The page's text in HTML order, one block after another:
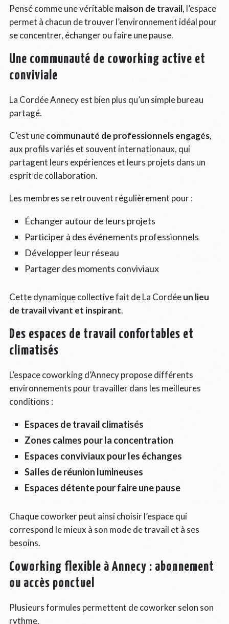
Pensé comme une véritablemaison de travail, l’espace
permet à chacun de trouver l’environnement idéal pour
se concentrer, échanger ou faire une pause.
Une communauté de coworking active et
conviviale
La Cordée Annecy est bien plus qu’un simple bureau
partagé.
C’est unecommunauté de professionnels engagés,
aux profils variés et souvent internationaux, qui
partagent leurs expériences et leurs projets dans un
esprit de collaboration.
Les membres se retrouvent régulièrement pour :
Échanger autour de leurs projets
Participer à des événements professionnels
Développer leur réseau
Partager des moments conviviaux
Cette dynamique collective fait de La Cordéeun lieu
de travail vivant et inspirant.
Des espaces de travail confortables et
climatisés
L’espace coworking d’Annecy propose différents
environnements pour travailler dans les meilleures
conditions :
Espaces de travail climatisés
Zones calmes pour la concentration
Espaces conviviaux pour les échanges
Salles de réunion lumineuses
Espaces détente pour faire une pause
Chaque coworker peut ainsi choisir l’espace qui
correspond le mieux à son mode de travail et à ses
besoins.
Coworking flexible à Annecy : abonnement
ou accès ponctuel
Plusieurs formules permettent de coworker selon son
rythme.